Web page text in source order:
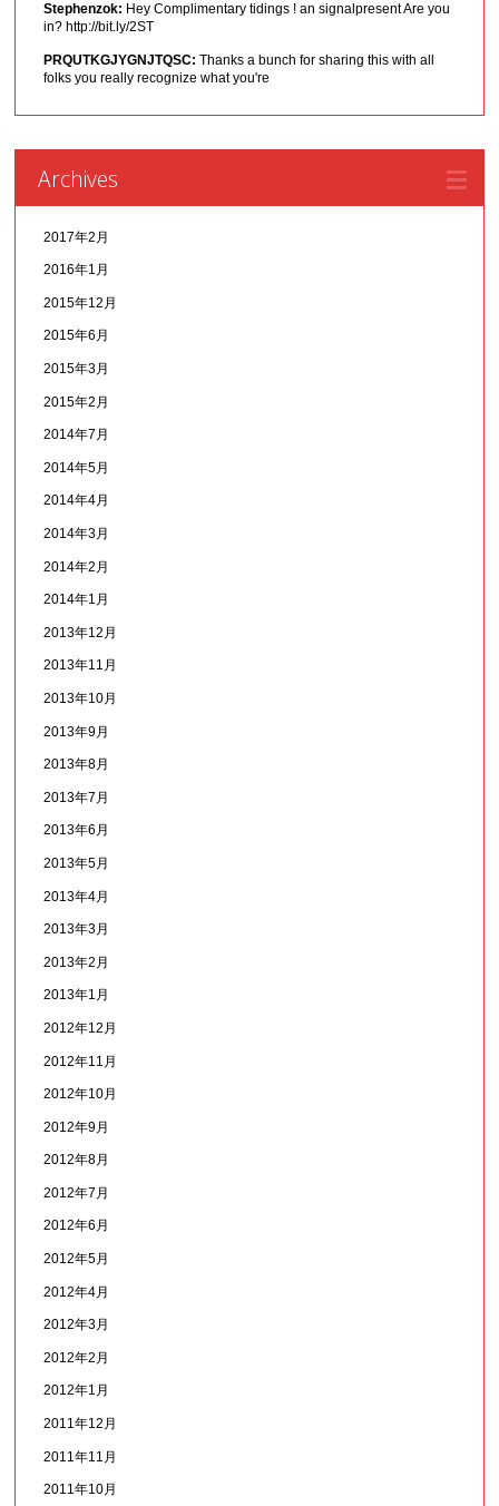
Stephenzok: Hey Complimentary tidings ! an signalpresent Are you
in? http://bit.ly/2ST
PRQUTKGJYGNJTQSC: Thanks a bunch for sharing this with all
folks you really recognize what you're
Archives
2017年2月
2016年1月
2015年12月
2015年6月
2015年3月
2015年2月
2014年7月
2014年5月
2014年4月
2014年3月
2014年2月
2014年1月
2013年12月
2013年11月
2013年10月
2013年9月
2013年8月
2013年7月
2013年6月
2013年5月
2013年4月
2013年3月
2013年2月
2013年1月
2012年12月
2012年11月
2012年10月
2012年9月
2012年8月
2012年7月
2012年6月
2012年5月
2012年4月
2012年3月
2012年2月
2012年1月
2011年12月
2011年11月
2011年10月